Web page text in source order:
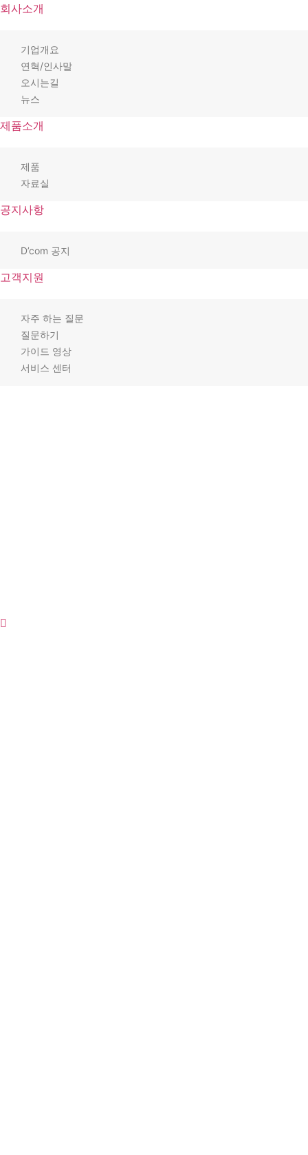
회사소개
기업개요
연혁/인사말
오시는길
뉴스
제품소개
제품
자료실
공지사항
D’com 공지
고객지원
자주 하는 질문
질문하기
가이드 영상
서비스 센터